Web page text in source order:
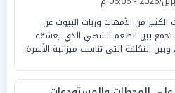
الكثير من الأمهات وربات البيوت عن
تجمع بين الطعم الشهي الذي يعشقه
وبين التكلفة التي تناسب ميزانية الأسرة.